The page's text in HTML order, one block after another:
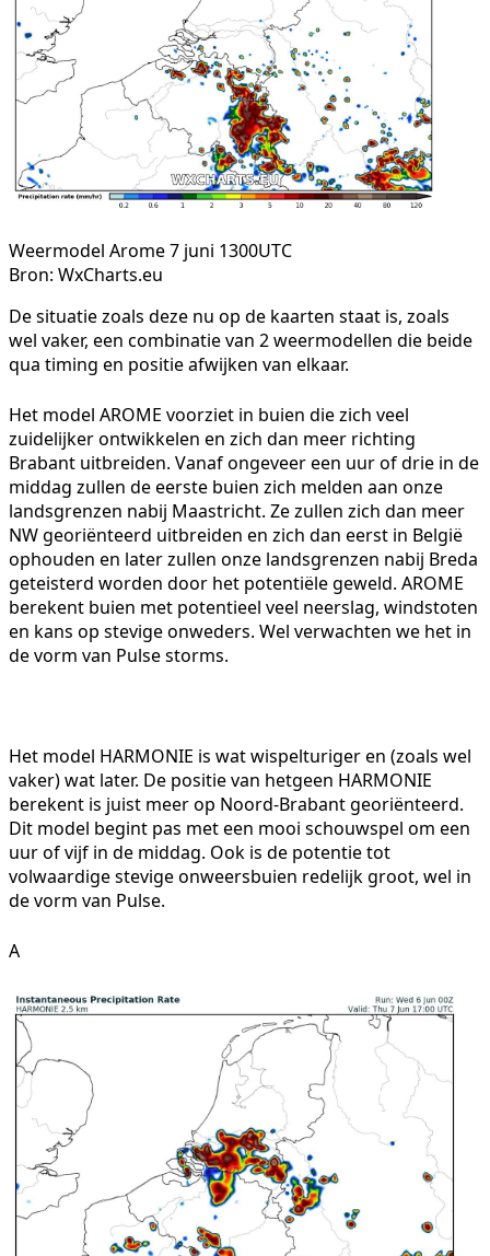
Weermodel Arome 7 juni 1300UTC
Bron: WxCharts.eu
De situatie zoals deze nu op de kaarten staat is, zoals
wel vaker, een combinatie van 2 weermodellen die beide
qua timing en positie afwijken van elkaar.
Het model AROME voorziet in buien die zich veel
zuidelijker ontwikkelen en zich dan meer richting
Brabant uitbreiden. Vanaf ongeveer een uur of drie in de
middag zullen de eerste buien zich melden aan onze
landsgrenzen nabij Maastricht. Ze zullen zich dan meer
NW georiënteerd uitbreiden en zich dan eerst in België
ophouden en later zullen onze landsgrenzen nabij Breda
geteisterd worden door het potentiële geweld. AROME
berekent buien met potentieel veel neerslag, windstoten
en kans op stevige onweders. Wel verwachten we het in
de vorm van Pulse storms.
Het model HARMONIE is wat wispelturiger en (zoals wel
vaker) wat later. De positie van hetgeen HARMONIE
berekent is juist meer op Noord-Brabant georiënteerd.
Dit model begint pas met een mooi schouwspel om een
uur of vijf in de middag. Ook is de potentie tot
volwaardige stevige onweersbuien redelijk groot, wel in
de vorm van Pulse.
A